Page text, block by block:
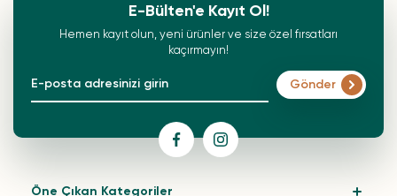
E-Bülten'e Kayıt Ol!
Hemen kayıt olun, yeni ürünler ve size özel fırsatları
kaçırmayın!
Gönder
Öne Çıkan Kategoriler